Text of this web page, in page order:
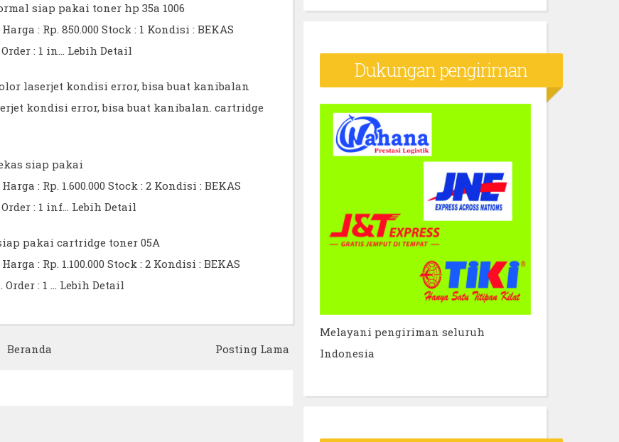
siap pakai toner hp 35a 1006
: Rp. 850.000 Stock : 1 Kondisi : BEKAS
: 1 in… Lebih Detail
laserjet kondisi error, bisa buat kanibalan
kondisi error, bisa buat kanibalan. cartridge
siap pakai
: Rp. 1.600.000 Stock : 2 Kondisi : BEKAS
: 1 inf… Lebih Detail
pakai cartridge toner 05A
: Rp. 1.100.000 Stock : 2 Kondisi : BEKAS
: 1 … Lebih Detail
Posting Lama
Beranda
Dukungan pengiriman
Melayani pengiriman seluruh
Indonesia